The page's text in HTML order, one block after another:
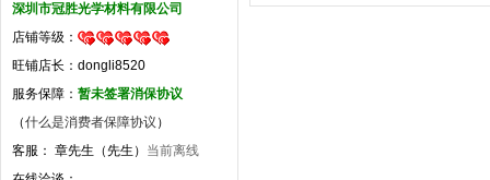
深圳市冠胜光学材料有限公司
店铺等级：
旺铺店长：dongli8520
服务保障： 暂未签署消保协议
（什么是消费者保障协议 ）
客服： 章先生（先生） 当前离线